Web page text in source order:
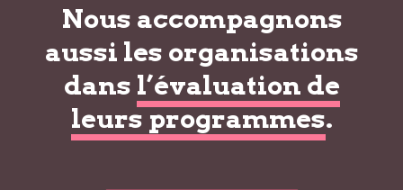
Nous accompagnons
aussi les organisations
dans l’évaluation de
leurs programmes.